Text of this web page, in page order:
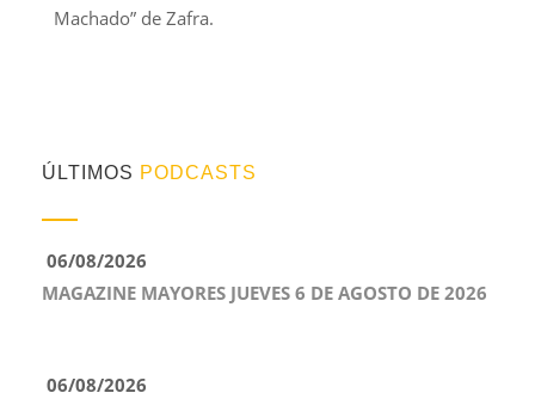
Machado” de Zafra.
ÚLTIMOS PODCASTS
06/08/2026
MAGAZINE MAYORES JUEVES 6 DE AGOSTO DE 2026
06/08/2026